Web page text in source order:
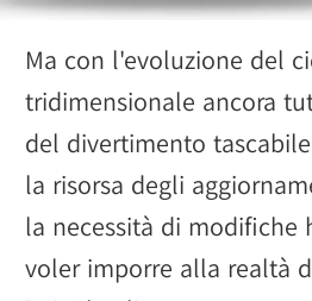
Ma con l'evoluzione del
tridimensionale ancora
del divertimento
la risorsa degli
la necessità di modifiche
voler imporre alla realtà